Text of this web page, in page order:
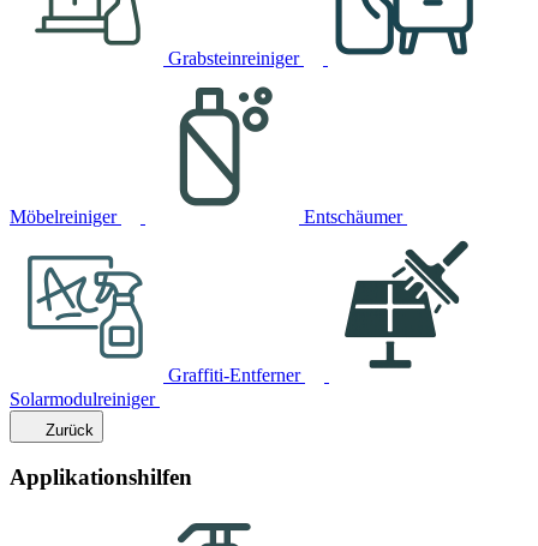
Grabsteinreiniger
Möbelreiniger Entschäumer
Graffiti-Entferner
Solarmodulreiniger
Zurück
Applikationshilfen